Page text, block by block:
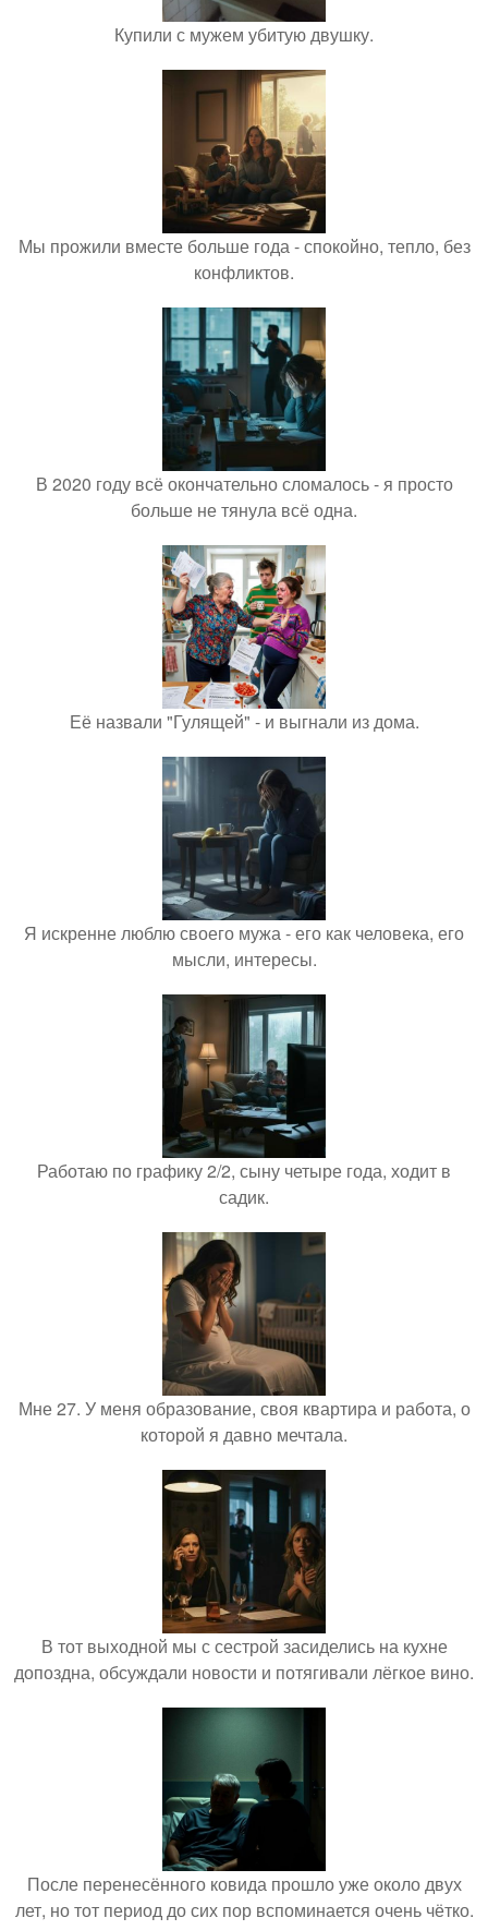
Купили с мужем убитую двушку.
Мы прожили вместе больше года - спокойно, тепло, без
конфликтов.
В 2020 году всё окончательно сломалось - я просто
больше не тянула всё одна.
Её назвали "Гулящей" - и выгнали из дома.
Я искренне люблю своего мужа - его как человека, его
мысли, интересы.
Работаю по графику 2/2, сыну четыре года, ходит в
садик.
Мне 27. У меня образование, своя квартира и работа, о
которой я давно мечтала.
В тот выходной мы с сестрой засиделись на кухне
допоздна, обсуждали новости и потягивали лёгкое вино.
После перенесённого ковида прошло уже около двух
лет, но тот период до сих пор вспоминается очень чётко.